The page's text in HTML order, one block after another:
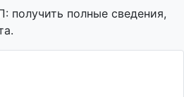
получить полные сведения,